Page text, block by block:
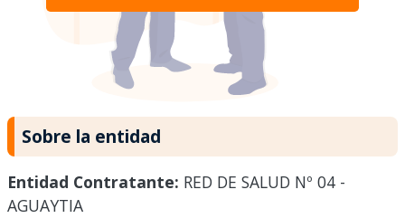
Sobre la entidad
Entidad Contratante: RED DE SALUD Nº 04 -
AGUAYTIA